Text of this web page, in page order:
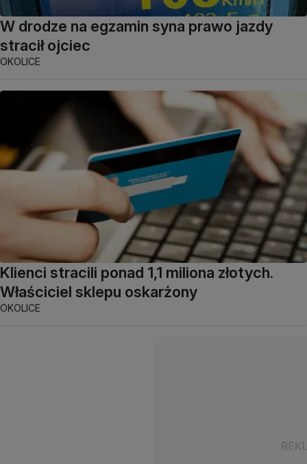
W drodze na egzamin syna prawo jazdy
stracił ojciec
OKOLICE
Klienci stracili ponad 1,1 miliona złotych.
Właściciel sklepu oskarżony
OKOLICE